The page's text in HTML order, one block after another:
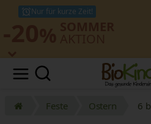
Nur für kurze Zeit!
Feste Ostern 6